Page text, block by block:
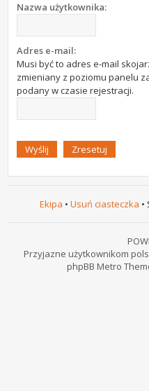
Nazwa użytkownika:
Adres e-mail:
Musi być to adres e-mail
zmieniany z poziomu panelu
podany w czasie rejestracji.
Ekipa • Usuń ciasteczka •
Przyjazne użytkownikom
phpBB Metro